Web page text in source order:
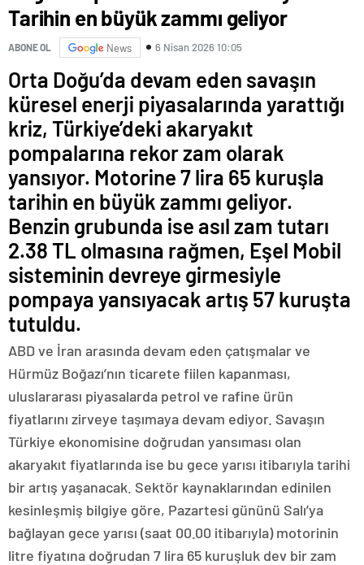
Tarihin en büyük zammı geliyor
ABONE OL News 6 Nisan 2026 10:05
Orta Doğu’da devam eden savaşın
küresel enerji piyasalarında yarattığı
kriz, Türkiye’deki akaryakıt
pompalarına rekor zam olarak
yansıyor. Motorine 7 lira 65 kuruşla
tarihin en büyük zammı geliyor.
Benzin grubunda ise asıl zam tutarı
2.38 TL olmasına rağmen, Eşel Mobil
sisteminin devreye girmesiyle
pompaya yansıyacak artış 57 kuruşta
tutuldu.
ABD ve İran arasında devam eden çatışmalar ve
Hürmüz Boğazı’nın ticarete fiilen kapanması,
uluslararası piyasalarda petrol ve rafine ürün
fiyatlarını zirveye taşımaya devam ediyor. Savaşın
Türkiye ekonomisine doğrudan yansıması olan
akaryakıt fiyatlarında ise bu gece yarısı itibarıyla tarihi
bir artış yaşanacak. Sektör kaynaklarından edinilen
kesinleşmiş bilgiye göre, Pazartesi gününü Salı’ya
bağlayan gece yarısı (saat 00.00 itibarıyla) motorinin
litre fiyatına doğrudan 7 lira 65 kuruşluk dev bir zam